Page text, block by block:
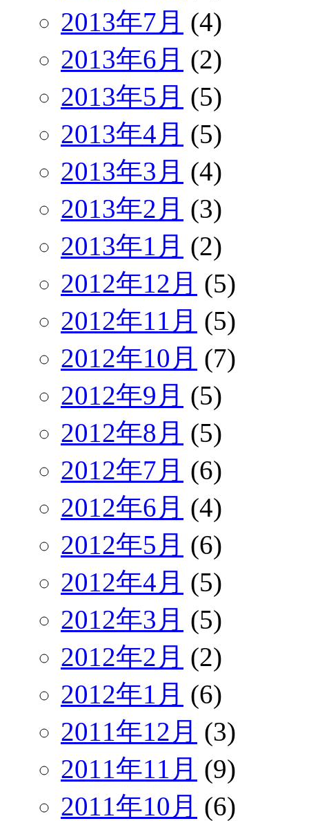
2013年7月 (4)
2013年6月 (2)
2013年5月 (5)
2013年4月 (5)
2013年3月 (4)
2013年2月 (3)
2013年1月 (2)
2012年12月 (5)
2012年11月 (5)
2012年10月 (7)
2012年9月 (5)
2012年8月 (5)
2012年7月 (6)
2012年6月 (4)
2012年5月 (6)
2012年4月 (5)
2012年3月 (5)
2012年2月 (2)
2012年1月 (6)
2011年12月 (3)
2011年11月 (9)
2011年10月 (6)